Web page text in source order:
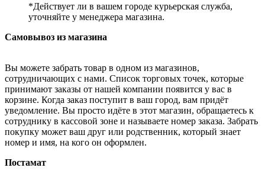
*Действует ли в вашем городе курьерская служба,
уточняйте у менеджера магазина.
Самовывоз из магазина
Вы можете забрать товар в одном из магазинов,
сотрудничающих с нами. Список торговых точек, которые
принимают заказы от нашей компании появится у вас в
корзине. Когда заказ поступит в ваш город, вам придёт
уведомление. Вы просто идёте в этот магазин, обращаетесь к
сотруднику в кассовой зоне и называете номер заказа. Забрать
покупку может ваш друг или родственник, который знает
номер и имя, на кого он оформлен.
Постамат